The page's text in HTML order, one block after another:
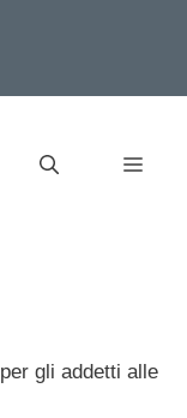
gli addetti alle